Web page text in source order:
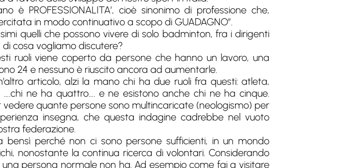
PROFESSIONALITA’, cioè sinonimo di professione che,
in modo continuativo a scopo di GUADAGNO”.
quelli che possono vivere di solo badminton, fra i dirigenti
di cosa vogliamo discutere?
ruoli viene coperto da persone che hanno un lavoro, una
24 e nessuno è riuscito ancora ad aumentarle.
articolo, alzi la mano chi ha due ruoli fra questi: atleta,
ne ha quattro…. e ne esistono anche chi ne ha cinque.
quante persone sono multincaricate (neologismo) per
insegna, che questa indagine cadrebbe nel vuoto
federazione.
perché non ci sono persone sufficienti, in un mondo
nonostante la continua ricerca di volontari. Considerando
persona normale non ha. Ad esempio come fai a visitare